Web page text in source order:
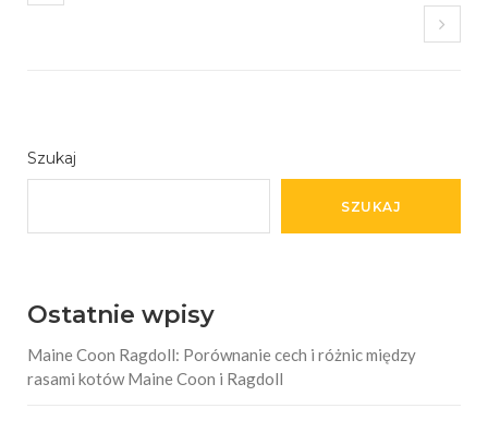
Szukaj
SZUKAJ
Ostatnie wpisy
Maine Coon Ragdoll: Porównanie cech i różnic między
rasami kotów Maine Coon i Ragdoll